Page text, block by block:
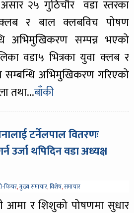
२५ गुठिचौर वडा स्तरका
र बाल क्लबविच पोषण
अभिमुखिकरण सम्पन्न भएको
वडा५ भित्रका युवा क्लब र
अभिमुखिकरण गरिएको
तथा...बाँकी
टर्नेलपाल वितरणः
उर्जा थपिदिन वडा अध्यक्ष
फिचर,मुख्य समाचार,विशेष,समाचार
आमा र शिशुको पोषणमा सुधार